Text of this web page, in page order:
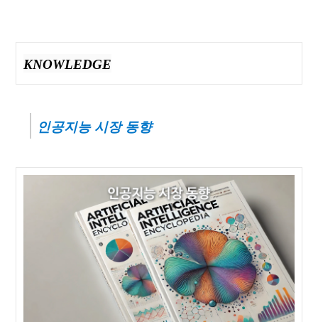
NEWS
+82-2-562-6545
We love technology, but not as much as being human.
Would you like to work with us
KNOWLEDGE
인공지능 시장 동향